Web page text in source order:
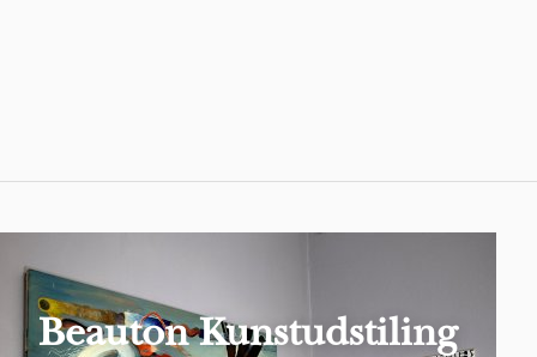
Beauton Kunstudstiling